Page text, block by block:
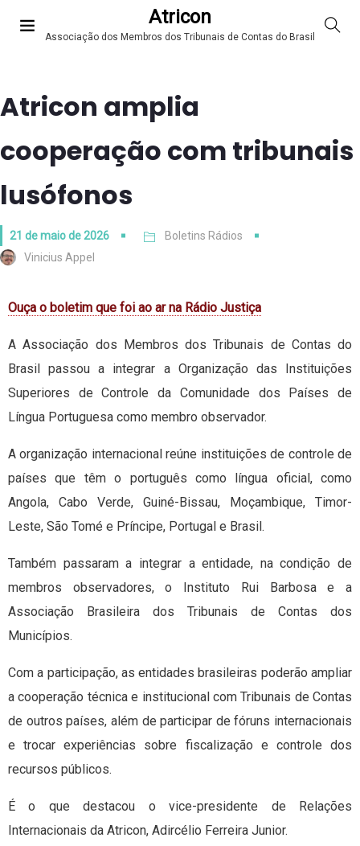
Atricon
Associação dos Membros dos Tribunais de Contas do Brasil
Atricon amplia
cooperação com tribunais
lusófonos
21 de maio de 2026
Boletins Rádios
Vinicius Appel
Ouça o boletim que foi ao ar na Rádio Justiça
A Associação dos Membros dos Tribunais de Contas do
Brasil passou a integrar a Organização das Instituições
Superiores de Controle da Comunidade dos Países de
Língua Portuguesa como membro observador.
A organização internacional reúne instituições de controle de
países que têm o português como língua oficial, como
Angola, Cabo Verde, Guiné-Bissau, Moçambique, Timor-
Leste, São Tomé e Príncipe, Portugal e Brasil.
Também passaram a integrar a entidade, na condição de
membros observadores, o Instituto Rui Barbosa e a
Associação Brasileira dos Tribunais de Contas dos
Municípios.
Com a participação, as entidades brasileiras poderão ampliar
a cooperação técnica e institucional com Tribunais de Contas
de outros países, além de participar de fóruns internacionais
e trocar experiências sobre fiscalização e controle dos
recursos públicos.
É o que destacou o vice-presidente de Relações
Internacionais da Atricon, Adircélio Ferreira Junior.